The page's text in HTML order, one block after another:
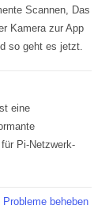
Scannen, Das
Kamera zur App
so geht es jetzt.
eine
Pi-Netzwerk-
beheben